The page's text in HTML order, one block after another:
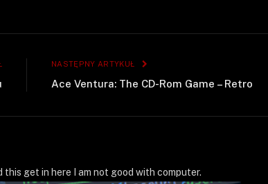
NASTĘPNY ARTYKUŁ
Ace Ventura: The CD-Rom Game – Retro
this get in here I am not good with computer.